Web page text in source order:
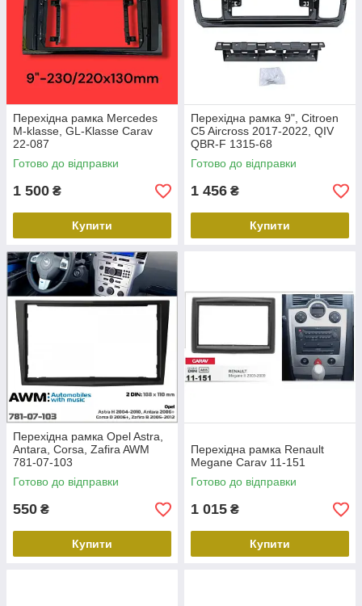
Перехідна рамка Mercedes
M-klasse, GL-Klasse Carav
22-087
Готово до відправки
1 500 ₴
Купити
Перехідна рамка 9", Citroen
C5 Aircross 2017-2022, QIV
QBR-F 1315-68
Готово до відправки
1 456 ₴
Купити
Перехідна рамка Opel Astra,
Antara, Corsa, Zafira AWM
781-07-103
Готово до відправки
550 ₴
Купити
Перехідна рамка Renault
Megane Carav 11-151
Готово до відправки
1 015 ₴
Купити